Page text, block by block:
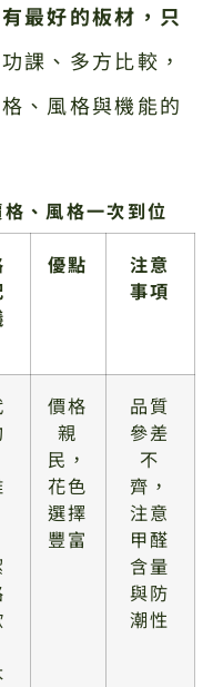
最好的板材，只
課、多方比較，
、風格與機能的
、風格一次到位
優點
注意
事項
價格
親
民，
花色
選擇
豐富
品質
參差
不
齊，
注意
甲醛
含量
與防
潮性